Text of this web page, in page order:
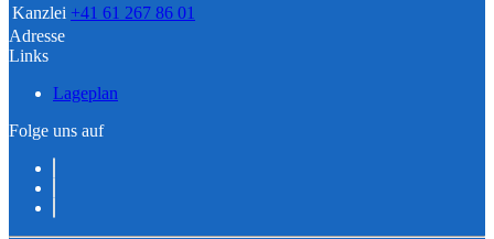
Kanzlei +41 61 267 86 01
Adresse
Links
Lageplan
Folge uns auf